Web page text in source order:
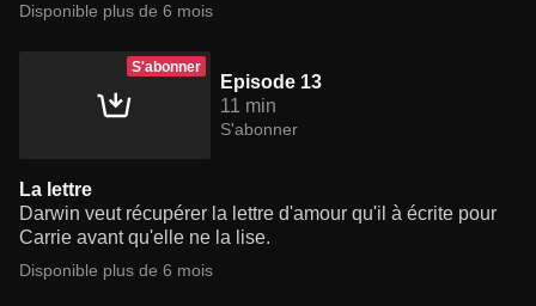
Disponible plus de 6 mois
S'abonner
Episode 13
11 min
S'abonner
La lettre
Darwin veut récupérer la lettre d'amour qu'il à écrite pour
Carrie avant qu'elle ne la lise.
Disponible plus de 6 mois